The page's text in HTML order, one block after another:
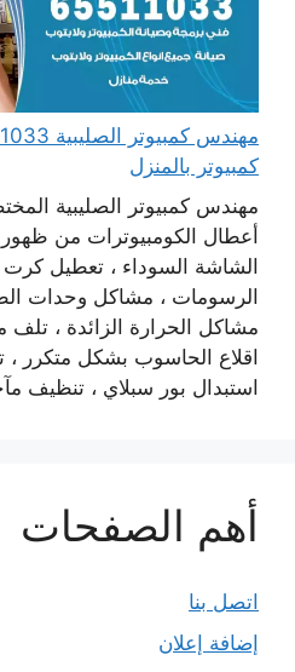
كمبيوتر بالمنزل
مهندس كمبيوتر الصليبية
أعطال الكومبيوترات من
الشاشة السوداء ، تعطيل
الرسومات ، مشاكل وحدات
مشاكل الحرارة الزائدة ، تلف
اقلاع الحاسوب بشكل متكرر ،
استبدال بور سبلاي ، تنظيف
أهم الصفحات
اتصل بنا
إضافة إعلان